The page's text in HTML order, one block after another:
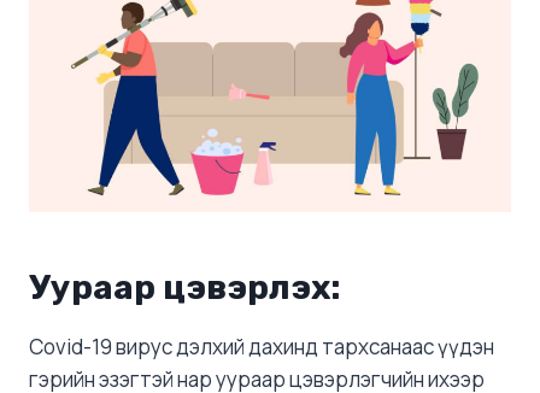
Уураар цэвэрлэх:
Covid-19 вирус дэлхий дахинд тархсанаас үүдэн
гэрийн эзэгтэй нар уураар цэвэрлэгчийн ихээр